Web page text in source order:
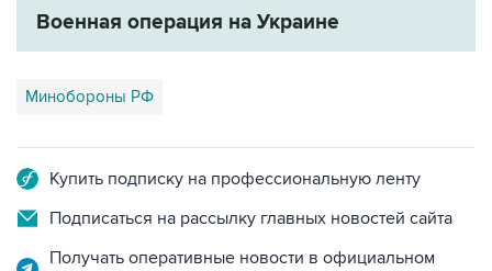
Военная операция на Украине
Минобороны РФ
Купить подписку на профессиональную ленту
Подписаться на рассылку главных новостей сайта
Получать оперативные новости в официальном